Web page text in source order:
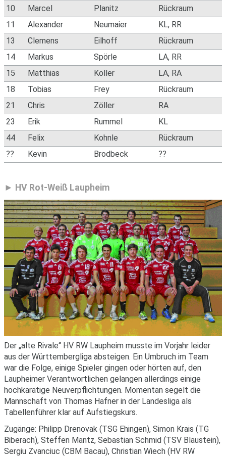
10
Marcel Planitz
Rückraum
11
Alexander Neumaier
KL, RR
13
Clemens Eilhoff
Rückraum
14
Markus Spörle
LA, RR
15
Matthias Koller
LA, RA
18
Tobias Frey
Rückraum
21
Chris Zöller
RA
23
Erik Rummel
KL
44
Felix Kohnle
Rückraum
??
Kevin Brodbeck ??
HV Rot-Weiß Laupheim
Der „alte Rivale“ HV RW Laupheim musste im Vorjahr leider
aus der Württembergliga absteigen. Ein Umbruch im Team
war die Folge, einige Spieler gingen oder hörten auf, den
Laupheimer Verantwortlichen gelangen allerdings einige
hochkarätige Neuverpflichtungen. Momentan segelt die
Mannschaft von Thomas Hafner in der Landesliga als
Tabellenführer klar auf Aufstiegskurs.
Zugänge: Philipp Drenovak (TSG Ehingen), Simon Krais (TG
Biberach), Steffen Mantz, Sebastian Schmid (TSV Blaustein),
Sergiu Zvanciuc (CBM Bacau), Christian Wiech (HV RW